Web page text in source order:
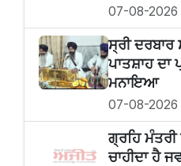
07-08-2026
ਸ੍ਰੀ ਦਰਬਾਰ
ਪਾਤਸ਼ਾਹ ਦਾ
ਮਨਾਇਆ
07-08-2026
ਗ੍ਰਹਿ
ਚਾਹੀਦਾ ਹੈ